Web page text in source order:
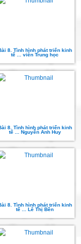
8. Tình hình phát triển kinh
tế ... viên Trung học
8. Tình hình phát triển kinh
tế ... Nguyễn Anh Huy
8. Tình hình phát triển kinh
tế ... Lê Thị Bền